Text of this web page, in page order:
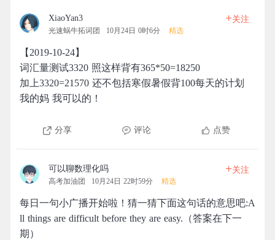
XiaoYan3
光速蜗牛拓词团 10月24日 0时6分 精选
+关注
【2019-10-24】
词汇量测试3320 照这样背有365*50=18250
加上3320=21570 还不包括寒假暑假背100每天的计划
我的妈 我可以的！
分享 评论 点赞
可以聊数理化吗
高考加油团 10月24日 22时59分 精选
+关注
每日一句小广播开始啦！猜一猜下面这句话的意思吧:A
ll things are difficult before they are easy.（答案在下一
期）